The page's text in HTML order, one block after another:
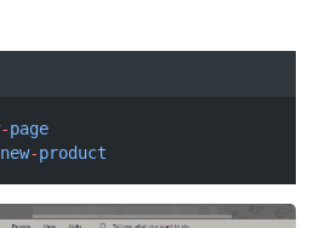
-page
new-product